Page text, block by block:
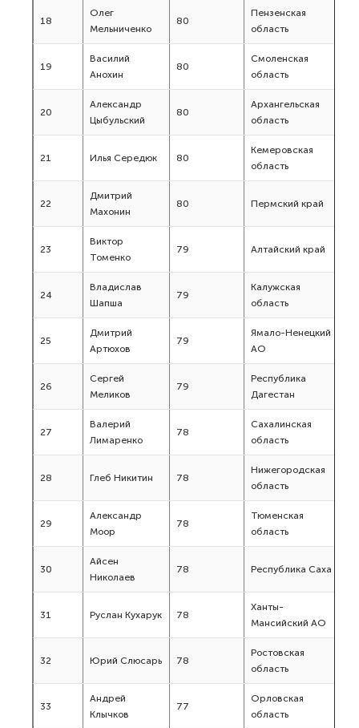
18
Олег
Мельниченко
80
Пензенская
область
19
Василий
Анохин
80
Смоленская
область
20
Александр
Цыбульский
80
Архангельская
область
21 Илья Середюк 80
Кемеровская
область
22
Дмитрий
Махонин
80 Пермский край
23
Виктор
Томенко
79 Алтайский край
24
Владислав
Шапша
79
Калужская
область
25
Дмитрий
Артюхов
79
Ямало-Ненецкий
АО
26
Сергей
Меликов
79
Республика
Дагестан
27
Валерий
Лимаренко
78
Сахалинская
область
28 Глеб Никитин 78
Нижегородская
область
29
Александр
Моор
78
Тюменская
область
30
Айсен
Николаев
78 Республика Саха
31 Руслан Кухарук 78
Ханты-
Мансийский АО
32 Юрий Слюсарь 78
Ростовская
область
33
Андрей
Клычков
77
Орловская
область